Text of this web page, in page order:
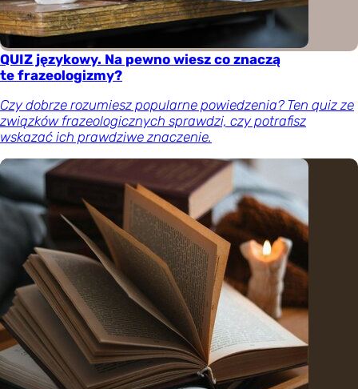
QUIZ językowy. Na pewno wiesz co znaczą
te frazeologizmy?
Czy dobrze rozumiesz popularne powiedzenia? Ten quiz ze
związków frazeologicznych sprawdzi, czy potrafisz
wskazać ich prawdziwe znaczenie.